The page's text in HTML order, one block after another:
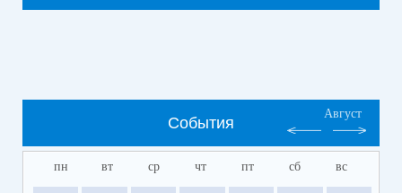
События
Август
пн вт ср чт пт сб вс